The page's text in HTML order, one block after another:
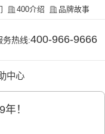
400介绍 品牌故事
务热线:400-966-9666
中心
！